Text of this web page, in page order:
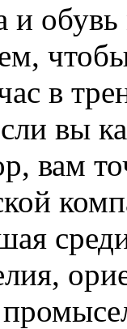
и
в
вы
вам